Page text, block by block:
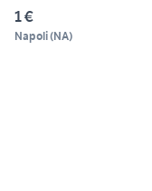
1 €
Napoli(NA)